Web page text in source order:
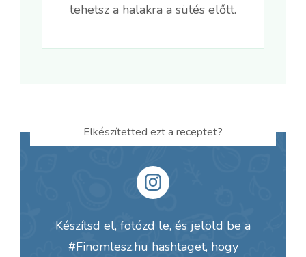
tehetsz a halakra a sütés előtt.
Elkészítetted ezt a receptet?
Készítsd el, fotózd le, és jelöld be a
#Finomlesz.hu hashtaget, hogy